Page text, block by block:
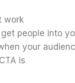
work
people into
your
is